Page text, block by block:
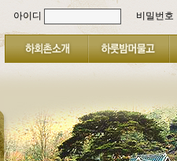
아이디 비밀번호